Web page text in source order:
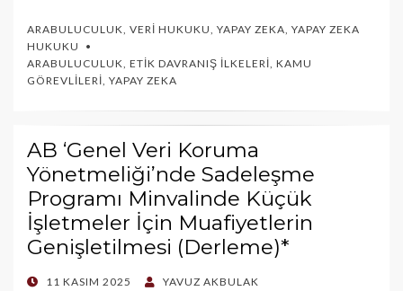
ARABULUCULUK VERI HUKUKU YAPAY ZEKA YAPAY ZEKA
HUKUKU
ARABULUCULUK ETIK DAVRANIŞ İLKELERI KAMU
GÖREVLILERI YAPAY ZEKA
AB ‘Genel Veri Koruma
Yönetmeliği’nde Sadeleşme
Programı Minvalinde Küçük
İşletmeler İçin Muafiyetlerin
Genişletilmesi (Derleme)*
POSTED
11 KASIM 2025 YAVUZ AKBULAK